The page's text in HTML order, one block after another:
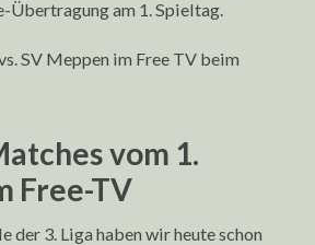
Übertragung am 1. Spieltag.
SV Meppen im Free TV beim
vom 1.
Free-TV
der 3. Liga haben wir heute schon